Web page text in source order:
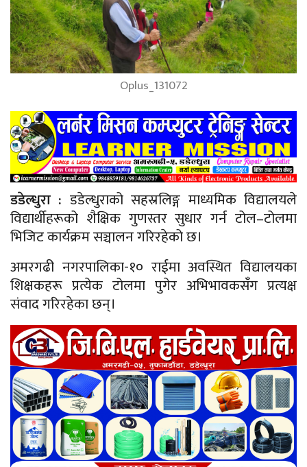
Oplus_131072
डडेल्धुरा : डडेल्धुराको सहस्रलिङ्ग माध्यमिक विद्यालयले
विद्यार्थीहरूको शैक्षिक गुणस्तर सुधार गर्न टोल–टोलमा
भिजिट कार्यक्रम सञ्चालन गरिरहेको छ।
अमरगढी नगरपालिका-१० राईमा अवस्थित विद्यालयका
शिक्षकहरू प्रत्येक टोलमा पुगेर अभिभावकसँग प्रत्यक्ष
संवाद गरिरहेका छन्।